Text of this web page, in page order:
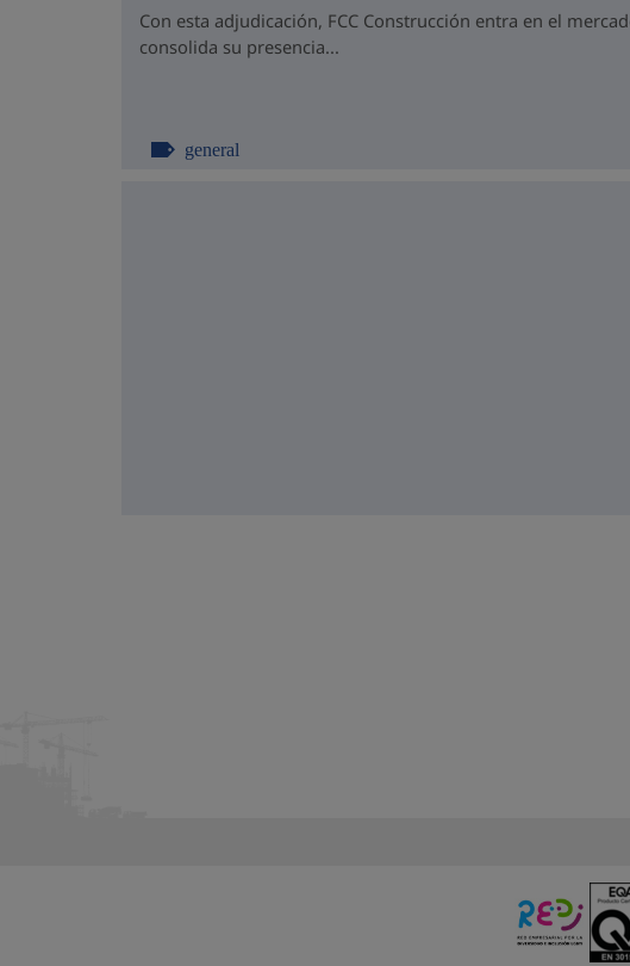
Con esta adjudicación, FCC Construcción entra en el
consolida su presencia...
general